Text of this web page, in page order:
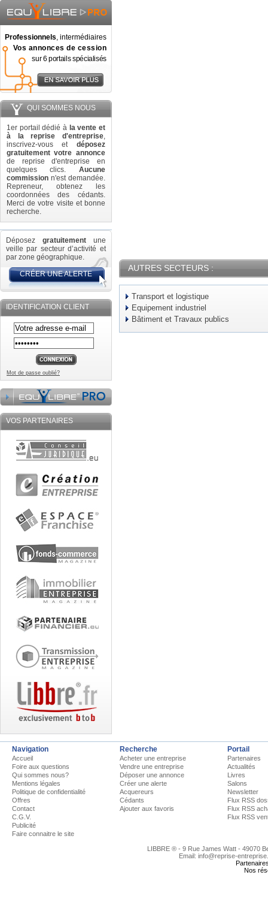
Professionnels, intermédiaires
Vos annonces de cession
sur 6 portails spécialisés
QUI SOMMES NOUS
1er portail dédié à la vente et
à la reprise d'entreprise,
inscrivez-vous et déposez
gratuitement votre annonce
de reprise d'entreprise en
quelques clics. Aucune
commission n'est demandée.
Repreneur, obtenez les
coordonnées des cédants.
Merci de votre visite et bonne
recherche.
Déposez gratuitement une
veille par secteur d’activité et
par zone géographique.
CRÉER UNE ALERTE
IDENTIFICATION CLIENT
Mot de passe oublié?
VOS PARTENAIRES
AUTRES SECTEURS :
Transport et logistique
Equipement industriel
Bâtiment et Travaux publics
Navigation
Accueil
Foire aux questions
Qui sommes nous?
Mentions légales
Politique de confidentialité
Offres
Contact
C.G.V.
Publicité
Faire connaitre le site
Recherche
Acheter une entreprise
Vendre une entreprise
Déposer une annonce
Créer une alerte
Acquereurs
Cédants
Ajouter aux favoris
Portail
Partenaires
Actualités
Livres
Salons
Newsletter
Flux RSS
Flux RSS
Flux RSS
LIBBRE ® - 9 Rue James Watt - 49070
Email: info@reprise-
Nos